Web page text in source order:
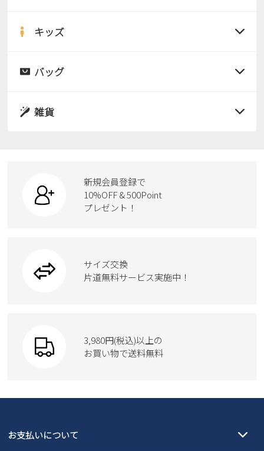
サンダル
スニーカー
カジュアルシューズ
ワークシューズ
ウェア
moz
サンダル
ローファー
ブーツ
Parade
GAP
キッズ
サンダル
スクール
new balance
瞬足
バッグ
ボディバッグ
ハンドバッグ
トートバッグ
雑貨
ケア用品
新規会員登録で
10%OFF & 500Point
プレゼント！
サイズ交換
片道無料サービス実施中！
3,980円(税込)以上の
お買い物で送料無料
お支払いについて